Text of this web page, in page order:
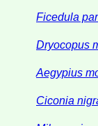
Ficedula
Dryocopus
Aegypius
Ciconia